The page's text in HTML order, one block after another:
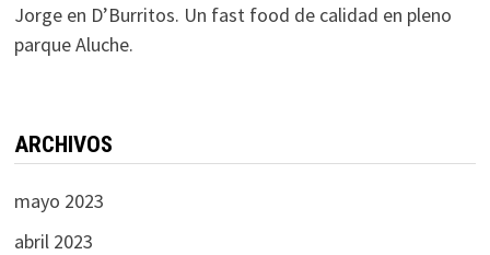
Jorgeen D’Burritos. Un fast food de calidad en pleno
parque Aluche.
ARCHIVOS
mayo 2023
abril 2023